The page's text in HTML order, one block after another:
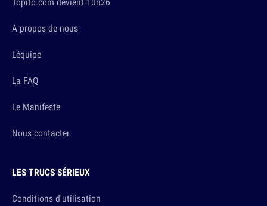
A propos de nous
L'équipe
La FAQ
Le Manifeste
Nous contacter
LES TRUCS SÉRIEUX
Conditions d'utilisation